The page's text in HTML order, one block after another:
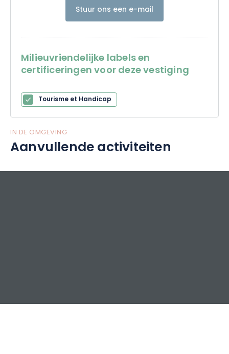
Stuur ons een e-mail
Milieuvriendelijke labels en
certificeringen voor deze vestiging
Tourisme et Handicap
IN DE OMGEVING
Aanvullende activiteiten